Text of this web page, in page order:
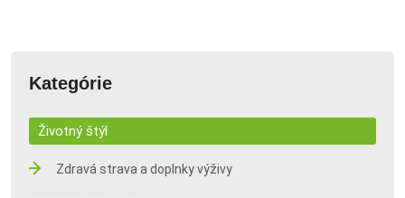
Kategórie
Životný štýl
Zdravá strava a doplnky výživy